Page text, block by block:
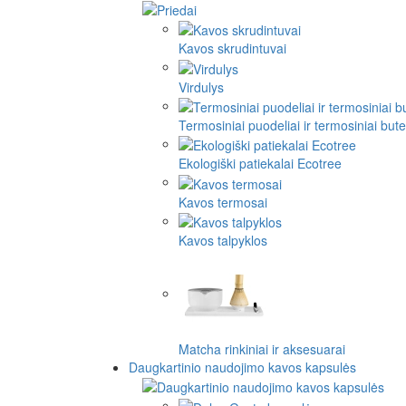
Kavos skrudintuvai
Virdulys
Termosiniai puodeliai ir termosiniai
Ekologiški patiekalai Ecotree
Kavos termosai
Kavos talpyklos
Matcha rinkiniai ir aksesuarai
Daugkartinio naudojimo kavos kapsulės